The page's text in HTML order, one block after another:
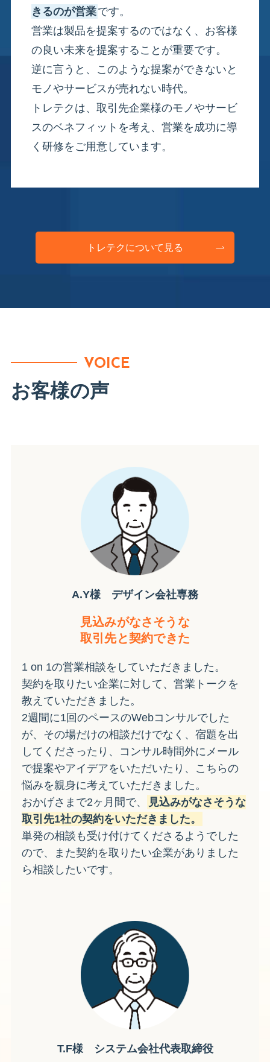
きるのが営業です。
営業は製品を提案するのではなく、お客様
の良い未来を提案することが重要です。
逆に言うと、このような提案ができないと
モノやサービスが売れない時代。
トレテクは、取引先企業様のモノやサービ
スのベネフィットを考え、営業を成功に導
く研修をご用意しています。
トレテクについて見る
VOICE
お客様の声
A.Y様 デザイン会社専務
見込みがなさそうな
取引先と契約できた
1 on 1の営業相談をしていただきました。
契約を取りたい企業に対して、営業トークを
教えていただきました。
2週間に1回のペースのWebコンサルでした
が、その場だけの相談だけでなく、宿題を出
してくださったり、コンサル時間外にメール
で提案やアイデアをいただいたり、こちらの
悩みを親身に考えていただきました。
おかげさまで2ヶ月間で、
見込みがなさそうな
取引先1社の契約をいただきました。
単発の相談も受け付けてくださるようでした
ので、また契約を取りたい企業がありました
ら相談したいです。
T.F様 システム会社代表取締役